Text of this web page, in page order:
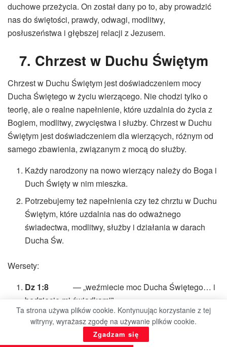
duchowe przeżycia. On został dany po to, aby prowadzić
nas do świętości, prawdy, odwagi, modlitwy,
posłuszeństwa i głębszej relacji z Jezusem.
7. Chrzest w Duchu Świętym
Chrzest w Duchu Świętym jest doświadczeniem mocy
Ducha Świętego w życiu wierzącego. Nie chodzi tylko o
teorię, ale o realne napełnienie, które uzdalnia do życia z
Bogiem, modlitwy, zwycięstwa i służby. Chrzest w Duchu
Świętym jest doświadczeniem dla wierzących, różnym od
samego zbawienia, związanym z mocą do służby.
Każdy narodzony na nowo wierzący należy do Boga i
Duch Święty w nim mieszka.
Potrzebujemy też napełnienia czy też chrztu w Duchu
Świętym, które uzdalnia nas do odważnego
świadectwa, modlitwy, służby i działania w darach
Ducha Św.
Wersety:
Dz 1:8 — „weźmiecie moc Ducha Świętego… i
będziecie mi świadkami”.
Dz 2:38–39— obietnica jest dla was, dla dzieci
waszych i dla wszystkich.
Ta strona używa plików cookie. Kontynuując korzystanie z tej
witryny, wyrażasz zgodę na używanie plików cookie.
Zgadzam się